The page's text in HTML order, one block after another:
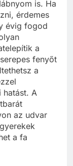
is. Ha
érdemes
évig fogod
a
fenyőt
a
hatást. A
az udvar
a fa